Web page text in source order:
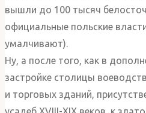
вышли до 100 тысяч
официальные польские
умалчивают).
Ну, а после того, как в
застройке столицы
и торговых зданий,